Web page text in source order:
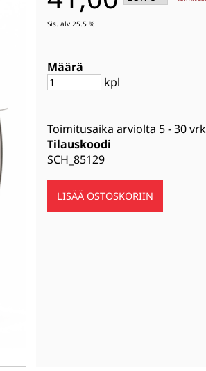
Sis. alv 25.5 %
Määrä
kpl
Toimitusaika arviolta 5 - 30 vrk
Tilauskoodi
SCH_85129